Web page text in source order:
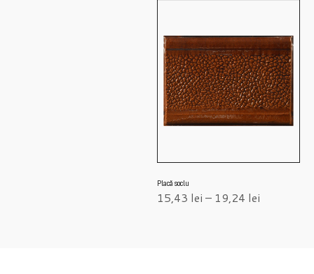
Placă soclu
15,43 lei – 19,24 lei